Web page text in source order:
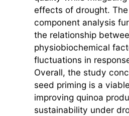
effects of drought.
component analysis
the relationship
physiobiochemical
fluctuations in
Overall, the study
seed priming is a
improving quinoa
sustainability under